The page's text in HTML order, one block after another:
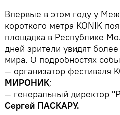
Впервые в этом году у
короткого метра KONIK
площадка в Республике
дней зрители увидят
мира. О подробностях
— организатор фестиваля
МИРОНИК;
— генеральный директор
Сергей ПАСКАРУ.